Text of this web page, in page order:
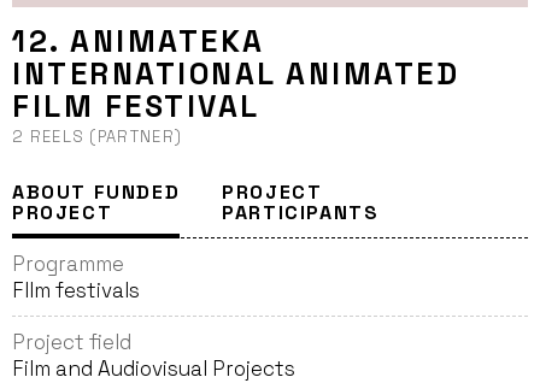
12. ANIMATEKA
INTERNATIONAL ANIMATED
FILM FESTIVAL
2 REELS (PARTNER)
ABOUT FUNDED
PROJECT
PROJECT
PARTICIPANTS
Programme
FIlm festivals
Project field
Film and Audiovisual Projects